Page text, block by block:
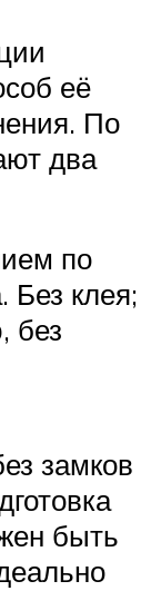
её
По
два
по
Без клея;
без
замков
быть